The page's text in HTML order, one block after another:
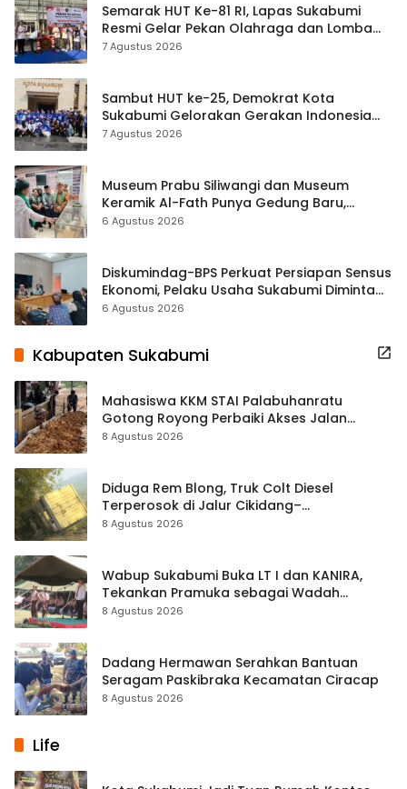
Semarak HUT Ke-81 RI, Lapas Sukabumi
Resmi Gelar Pekan Olahraga dan Lomba
Tradisional
7 Agustus 2026
Sambut HUT ke-25, Demokrat Kota
Sukabumi Gelorakan Gerakan Indonesia
ASRI Lewat Aksi Bersih Masjid Agung
7 Agustus 2026
Museum Prabu Siliwangi dan Museum
Keramik Al-Fath Punya Gedung Baru,
Hampir 500 Koleksi Dipisahkan
6 Agustus 2026
Diskumindag-BPS Perkuat Persiapan Sensus
Ekonomi, Pelaku Usaha Sukabumi Diminta
Terbuka Beri Data
6 Agustus 2026
Kabupaten Sukabumi
Mahasiswa KKM STAI Palabuhanratu
Gotong Royong Perbaiki Akses Jalan
Majelis Ta’lim di Sagaranten
8 Agustus 2026
Diduga Rem Blong, Truk Colt Diesel
Terperosok di Jalur Cikidang–
Palabuhanratu
8 Agustus 2026
Wabup Sukabumi Buka LT I dan KANIRA,
Tekankan Pramuka sebagai Wadah
Pembentukan Karakter
8 Agustus 2026
Dadang Hermawan Serahkan Bantuan
Seragam Paskibraka Kecamatan Ciracap
8 Agustus 2026
Life